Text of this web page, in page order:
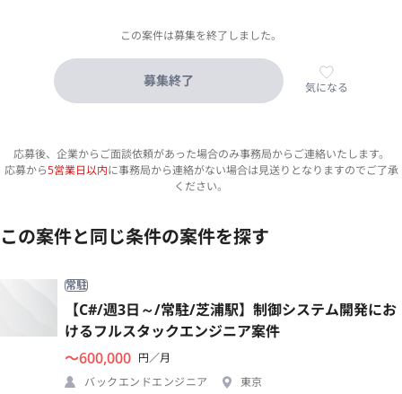
この案件は募集を終了しました。
募集終了 気になる
応募後、企業からご面談依頼があった場合のみ事務局からご連絡いたします。
応募から5営業日以内に事務局から連絡がない場合は見送りとなりますのでご了承
ください。
この案件と同じ条件の案件を探す
常駐
【C#/週3日～/常駐/芝浦駅】制御システム開発にお
けるフルスタックエンジニア案件
〜600,000 円／月
バックエンドエンジニア
東京